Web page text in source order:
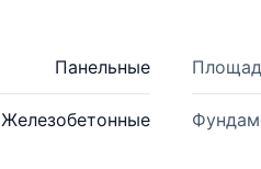
Панельные
Железобетонные